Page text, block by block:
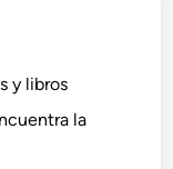
y libros
la